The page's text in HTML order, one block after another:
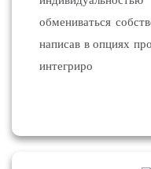
обмениваться
написав в опциях
интегриро